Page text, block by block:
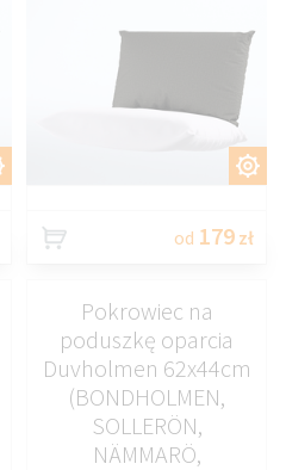
od 179 zł
Pokrowiec na
poduszkę oparcia
Duvholmen 62x44cm
(BONDHOLMEN,
SOLLERÖN,
NÄMMARÖ,